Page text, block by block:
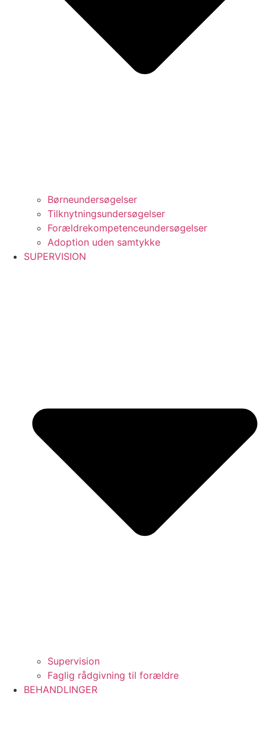
Børneundersøgelser
Tilknytningsundersøgelser
Forældrekompetenceundersøgelser
Adoption uden samtykke
SUPERVISION
Supervision
Faglig rådgivning til forældre
BEHANDLINGER